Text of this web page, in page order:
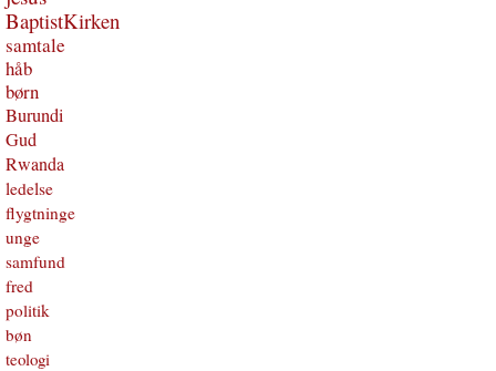
BaptistKirken
samtale
håb
børn
Burundi
Gud
Rwanda
ledelse
flygtninge
unge
samfund
fred
politik
bøn
teologi